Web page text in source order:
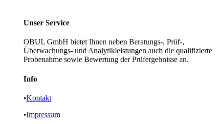
Unser Service
OBUL GmbH bietet Ihnen neben Beratungs-, Prüf-,
Überwachungs- und Analytikleistungen auch die qualifizierte
Probenahme sowie Bewertung der Prüfergebnisse an.
Info
•Kontakt
•Impressum